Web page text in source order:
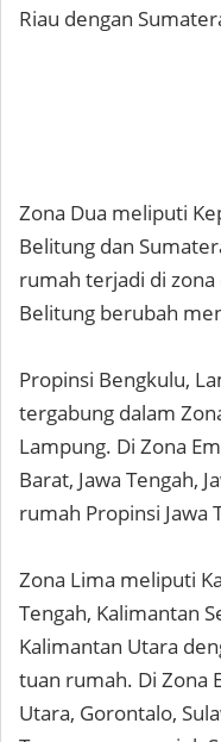
Riau dengan
Zona Dua meliputi
Belitung dan
rumah terjadi di zona
Belitung berubah
Propinsi Bengkulu,
tergabung dalam
Lampung. Di Zona
Barat, Jawa Tengah,
rumah Propinsi Jawa
Zona Lima meliputi
Tengah, Kalimantan
Kalimantan Utara
tuan rumah. Di Zona
Utara, Gorontalo,